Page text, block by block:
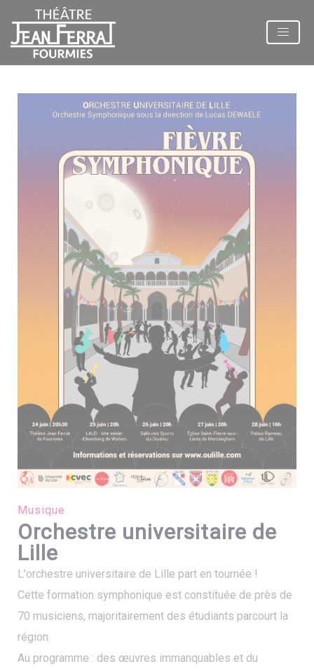
Musique
Orchestre universitaire de
Lille
L'orchestre universitaire de Lille part en tournée !
Cette formation symphonique est constituée de près de
70 musiciens, majoritairement des étudiants parcourt la
région.
Au programme : des œuvres immanquables et du
Panneau de gestion des cookies